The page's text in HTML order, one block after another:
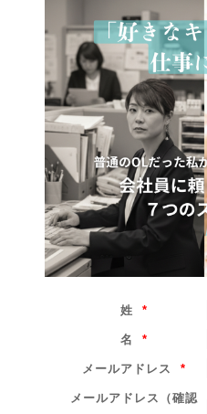
姓 *
名 *
メールアドレス *
メールアドレス（確認